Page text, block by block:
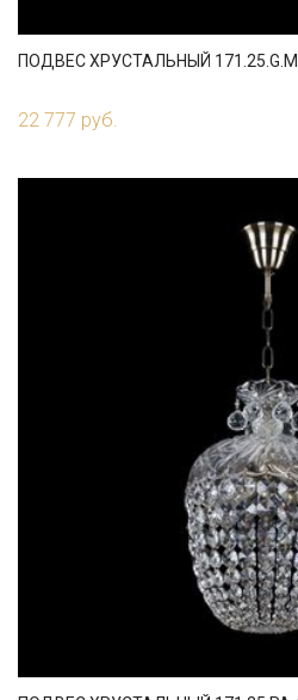
ПОДВЕС ХРУСТАЛЬНЫЙ
22 777 руб.